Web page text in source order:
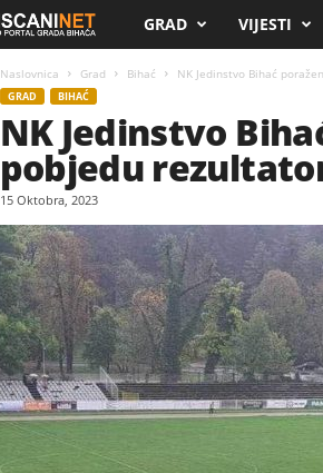
i
s
c
n
i
.
n
e
GRAD VIJESTI
Naslovnica Grad Bihać NK Jedinstvo Bihać
GRAD BIHAĆ
NK Jedinstvo
pobjedu
15 Oktobra, 2023